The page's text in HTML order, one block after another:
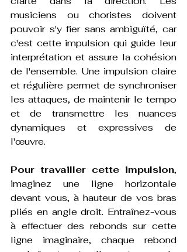
musiciens ou choristes doivent
pouvoir s'y fier sans ambiguïté, car
c'est cette impulsion qui guide leur
interprétation et assure la cohésion
de l'ensemble. Une impulsion claire
et régulière permet de synchroniser
les attaques, de maintenir le tempo
et de transmettre les nuances
dynamiques et expressives de
l'œuvre.
Pour travailler cette impulsion,
imaginez une ligne horizontale
devant vous, à hauteur de vos bras
pliés en angle droit. Entraînez-vous
à effectuer des rebonds sur cette
ligne imaginaire, chaque rebond